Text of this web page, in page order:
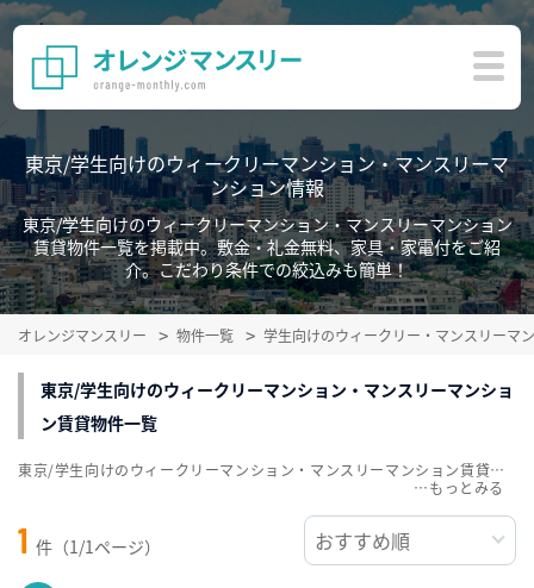
東京/学生向けのウィークリーマンション・マンスリーマ
ンション情報
東京/学生向けのウィークリーマンション・マンスリーマンション
賃貸物件一覧を掲載中。敷金・礼金無料、家具・家電付をご紹
介。こだわり条件での絞込みも簡単！
オレンジマンスリー 物件一覧 学生向けのウィークリー・マンスリーマ
東京/学生向けのウィークリーマンション・マンスリーマンショ
ン賃貸物件一覧
1 件（1/1ページ）
東京/学生向けのウィークリーマンション・マンスリーマンション賃貸物件一覧を掲載中。敷金・礼金無料、家具・家電付をご紹介。こだわり条件での絞込みも簡単！
…